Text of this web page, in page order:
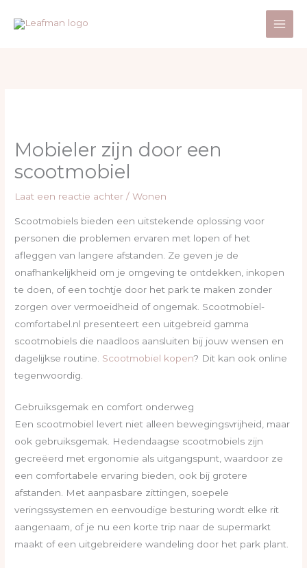
naar
Mobieler zijn door een
scootmobiel
Laat een reactie achter /Wonen
Scootmobiels bieden een uitstekende oplossing voor
personen die problemen ervaren met lopen of het
afleggen van langere afstanden. Ze geven je de
onafhankelijkheid om je omgeving te ontdekken, inkopen
te doen, of een tochtje door het park te maken zonder
zorgen over vermoeidheid of ongemak. Scootmobiel-
comfortabel.nl presenteert een uitgebreid gamma
scootmobiels die naadloos aansluiten bij jouw wensen en
dagelijkse routine. Scootmobiel kopen? Dit kan ook online
tegenwoordig.
Gebruiksgemak en comfort onderweg
Een scootmobiel levert niet alleen bewegingsvrijheid, maar
ook gebruiksgemak. Hedendaagse scootmobiels zijn
gecreëerd met ergonomie als uitgangspunt, waardoor ze
een comfortabele ervaring bieden, ook bij grotere
afstanden. Met aanpasbare zittingen, soepele
veringssystemen en eenvoudige besturing wordt elke rit
aangenaam, of je nu een korte trip naar de supermarkt
maakt of een uitgebreidere wandeling door het park plant.